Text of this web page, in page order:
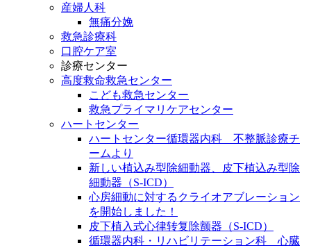
産婦人科
無痛分娩
救急診療科
口腔ケア室
診療センター
高度救命救急センター
こども救急センター
救急プライマリケアセンター
ハートセンター
ハートセンター循環器内科 不整脈診療チ
ームより
新しい植込み型除細動器、皮下植込み型除
細動器（S-ICD）
心房細動に対するクライオアブレーション
を開始しました！
皮下植入式心律转复除颤器（S-ICD）
循環器内科・リハビリテーション科 心臓